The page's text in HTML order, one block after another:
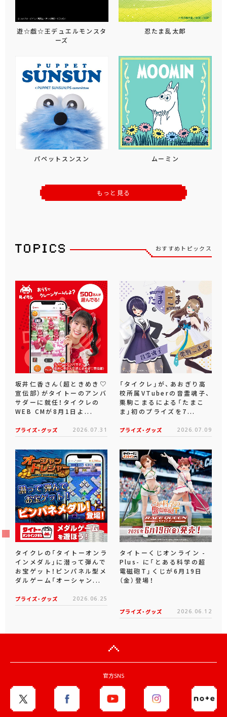
遊☆戯☆王デュエルモンスタ
ーズ
忍たま乱太郎
パペットスンスン ムーミン
もっと見る
おすすめトピックス
坂井仁香さん（超ときめき♡
宣伝部）がタイトーのアンバ
サダーに就任！タイクレの
WEB CMが8月1日よ...
プライズ・グッズ 2026.07.31
「タイクレ」が、あおぎり高
校所属VTuberの音霊魂子、
栗駒こまるによる「たまこ
ま」初のプライズを7...
プライズ・グッズ 2026.07.09
タイクレの「タイトーオンラ
インメダル」に潜って弾んで
お宝ゲット！ピンパネル型メ
ダルゲーム「オーシャン...
プライズ・グッズ 2026.06.25
タイトーくじオンライン -
Plus- に「とある科学の超
電磁砲T」くじが6月19日
（金）登場！
プライズ・グッズ 2026.06.12
官方SNS